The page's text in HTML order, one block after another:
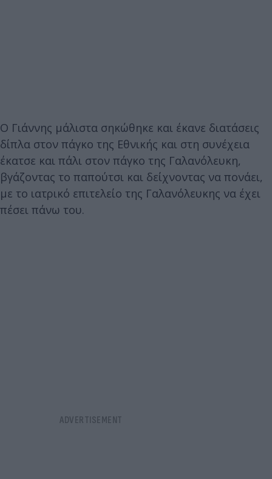
Ο Γιάννης μάλιστα σηκώθηκε και έκανε διατάσεις
δίπλα στον πάγκο της Εθνικής και στη συνέχεια
έκατσε και πάλι στον πάγκο της Γαλανόλευκη,
βγάζοντας το παπούτσι και δείχνοντας να πονάει,
με το ιατρικό επιτελείο της Γαλανόλευκης να έχει
πέσει πάνω του.